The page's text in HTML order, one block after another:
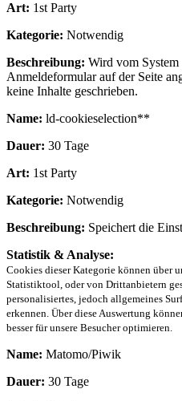
Art: 1st Party
Kategorie: Notwendig
Beschreibung: Wird vom System
Anmeldeformular auf der Seite
keine Inhalte geschrieben.
Name: ld-cookieselection**
Dauer: 30 Tage
Art: 1st Party
Kategorie: Notwendig
Beschreibung: Speichert die
Statistik & Analyse:
Cookies dieser Kategorie können über
Statistiktool, oder von Drittanbietern
personalisiertes, jedoch allgemeines
erkennen. Über diese Auswertung
besser für unsere Besucher optimieren.
Name: Matomo/Piwik
Dauer: 30 Tage